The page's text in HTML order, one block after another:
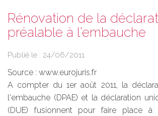
Rénovation de la
préalable à l'embauche
Publié le : 24/06/2011
Source : www.eurojuris.fr
A compter du 1er août 2011, la
l'embauche (DPAE) et la déclaration
(DUE) fusionnent pour faire place à